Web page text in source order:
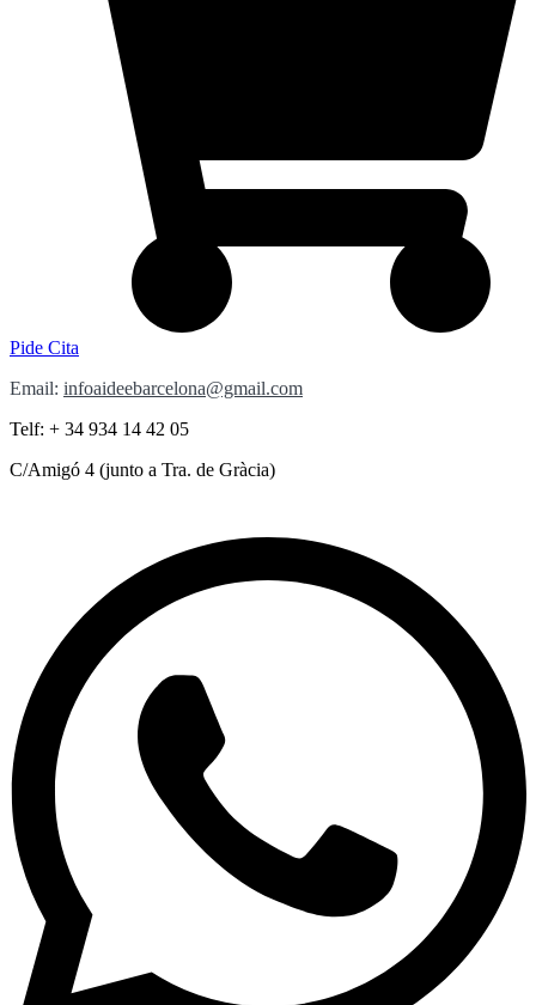
Pide Cita
Email: infoaideebarcelona@gmail.com
Telf: + 34 934 14 42 05
C/Amigó 4 (junto a Tra. de Gràcia)